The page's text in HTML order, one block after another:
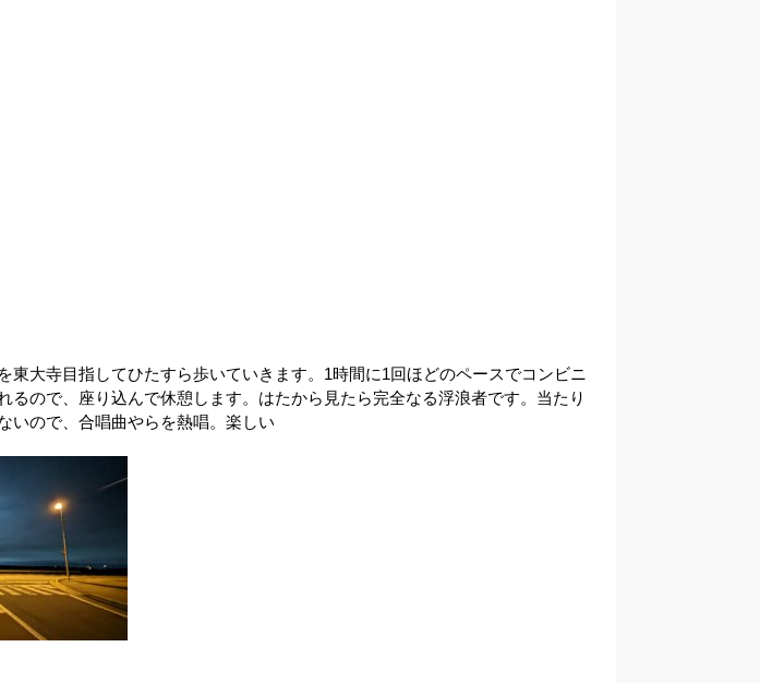
東大寺目指してひたすら歩いていきます。1時間に1回ほどのペースでコンビニ
るので、座り込んで休憩します。はたから見たら完全なる浮浪者です。当たり
いので、合唱曲やらを熱唱。楽しい